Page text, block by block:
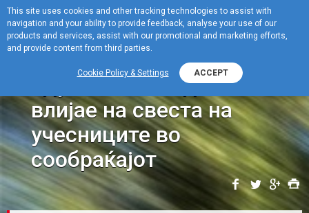
Menu
„Јас внимавам“ со
едукативни видеа ќе
влијае на свеста на
учесниците во
сообраќајот
This site uses cookies and other tracking technologies to assist with
navigation and your ability to provide feedback, analyse your use of our
products and services, assist with our promotional and marketing efforts,
and provide content from third parties.
Cookie Policy & Settings ACCEPT